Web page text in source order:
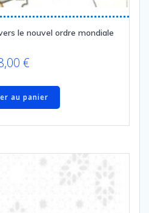
le nouvel ordre mondiale
€
au panier